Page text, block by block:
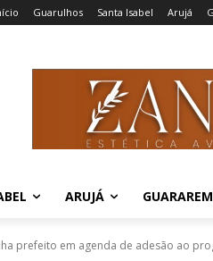
Guarulhos Santa Isabel Arujá
ARUJÁ
prefeito em agenda de adesão ao